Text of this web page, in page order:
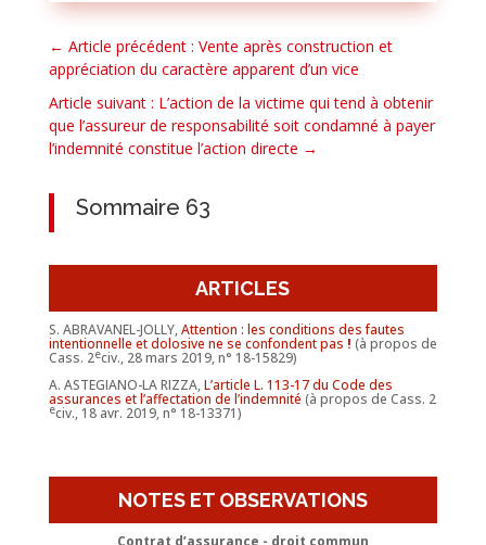
← Article précédent : Vente après construction et
appréciation du caractère apparent d’un vice
Article suivant : L’action de la victime qui tend à obtenir
que l’assureur de responsabilité soit condamné à payer
l’indemnité constitue l’action directe →
Sommaire 63
ARTICLES
S. ABRAVANEL-JOLLY,Attention : les conditions des fautes
intentionnelle et dolosive ne se confondent pas ! (à propos de
Cass. 2eciv., 28 mars 2019, n° 18-15829)
A. ASTEGIANO-LA RIZZA,L’article L. 113-17 du Code des
assurances et l’affectation de l’indemnité (à propos de Cass. 2
eciv., 18 avr. 2019, n° 18-13371)
NOTES ET OBSERVATIONS
Contrat d’assurance - droit commun